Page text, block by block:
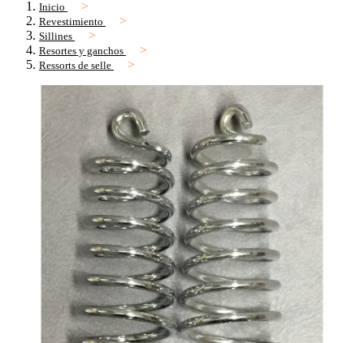
Inicio
Revestimiento
Sillines
Resortes y ganchos
Ressorts de selle